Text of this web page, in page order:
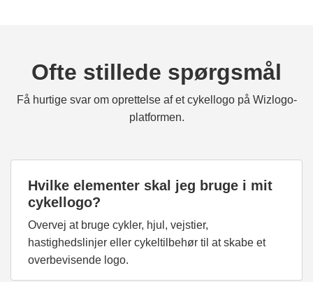
Ofte stillede spørgsmål
Få hurtige svar om oprettelse af et cykellogo på Wizlogo-
platformen.
Hvilke elementer skal jeg bruge i mit
cykellogo?
Overvej at bruge cykler, hjul, vejstier,
hastighedslinjer eller cykeltilbehør til at skabe et
overbevisende logo.